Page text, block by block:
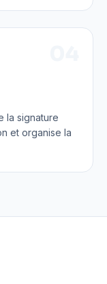
la signature
et organise la